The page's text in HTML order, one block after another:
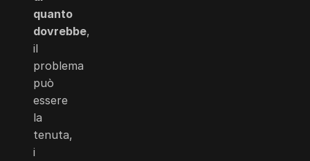
quanto
dovrebbe,
il
problema
può
essere
la
tenuta,
i